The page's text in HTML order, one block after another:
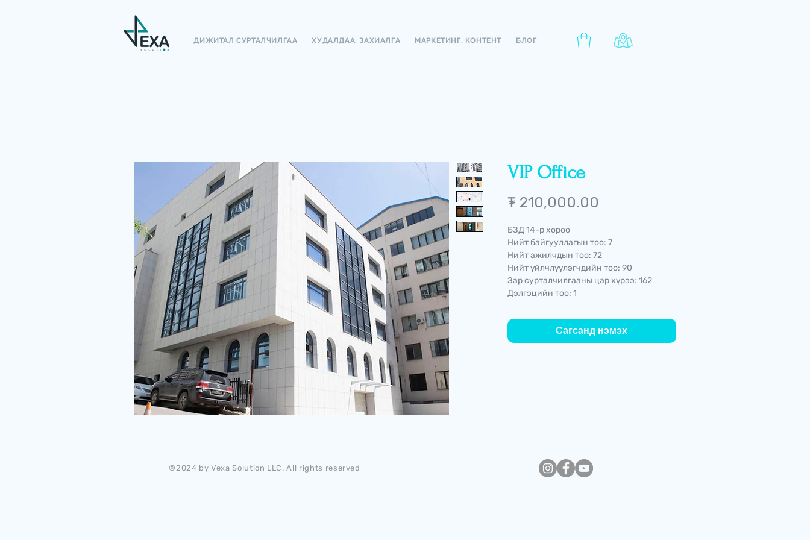
ДИЖИТАЛ СУРТАЛЧИЛГАА ХУДАЛДАА, ЗАХИАЛГА МАРКЕТИНГ, КОНТЕНТ БЛОГ
VIP Office
₮ 210,000.00
БЗД 14-р хороо
Нийт байгууллагын тоо: 7
Нийт ажилчдын тоо: 72
Нийт үйлчлүүлэгчдийн тоо: 90
Зар сурталчилгааны цар хүрээ: 162
Дэлгэцийн тоо: 1
Сагсанд нэмэх
©2024 by Vexa Solution LLC. All rights reserved